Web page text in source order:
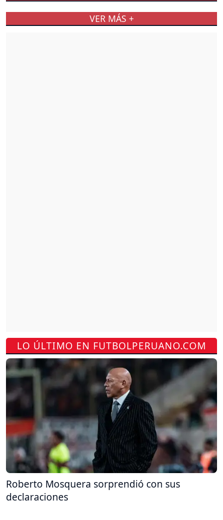
LO ÚLTIMO EN FUTBOLPERUANO.COM
Roberto Mosquera sorprendió con sus
declaraciones
VER MÁS +